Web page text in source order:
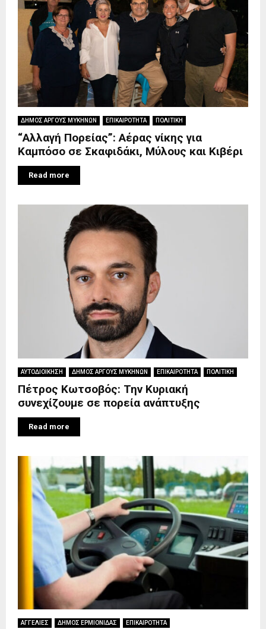
ΔΗΜΟΣ ΑΡΓΟΥΣ ΜΥΚΗΝΩΝ ΕΠΙΚΑΙΡΟΤΗΤΑ ΠΟΛΙΤΙΚΗ
“Αλλαγή Πορείας”: Αέρας νίκης για
Καμπόσο σε Σκαφιδάκι, Μύλους και Κιβέρι
Read more
ΑΥΤΟΔΙΟΙΚΗΣΗ ΔΗΜΟΣ ΑΡΓΟΥΣ ΜΥΚΗΝΩΝ ΕΠΙΚΑΙΡΟΤΗΤΑ ΠΟΛΙΤΙΚΗ
Πέτρος Κωτσοβός: Την Κυριακή
συνεχίζουμε σε πορεία ανάπτυξης
Read more
ΑΓΓΕΛΙΕΣ ΔΗΜΟΣ ΕΡΜΙΟΝΙΔΑΣ ΕΠΙΚΑΙΡΟΤΗΤΑ